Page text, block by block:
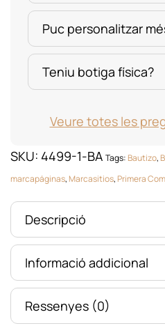
Puc personalitzar
Teniu botiga física?
Veure totes les
SKU: 4499-1-BA Tags:Bautizo,
marcapáginas,Marcasitios,Primera
Descripció
Informació addicional
Ressenyes (0)